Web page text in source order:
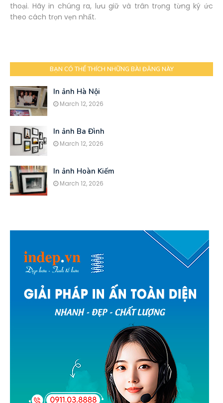
thoại. Hãy in chúng ra, lưu giữ và trân trọng từng ký ức
theo cách trọn vẹn nhất.
BẠN CÓ THỂ THÍCH NHỮNG BÀI ĐĂNG NÀY
In ảnh Hà Nội
March 12, 2026
In ảnh Ba Đình
March 12, 2026
In ảnh Hoàn Kiếm
March 12, 2026